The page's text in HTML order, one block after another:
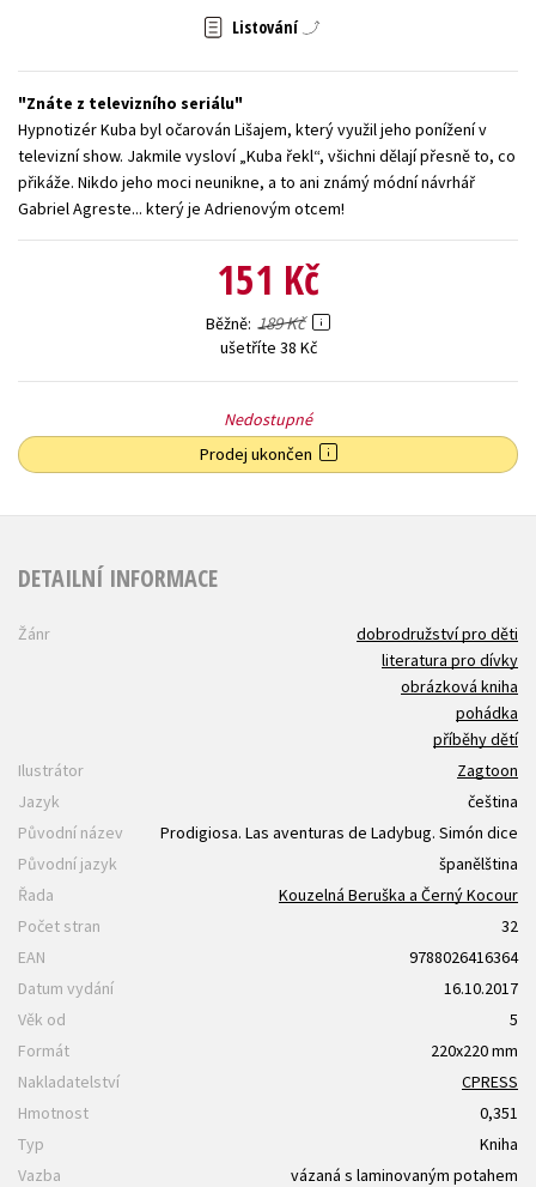
Zahraniční literatura
Listování
Znáte z televizního seriálu
Hypnotizér Kuba byl očarován Lišajem, který využil jeho ponížení v
televizní show. Jakmile vysloví „Kuba řekl“, všichni dělají přesně to, co
přikáže. Nikdo jeho moci neunikne, a to ani známý módní návrhář
Gabriel Agreste... který je Adrienovým otcem!
151 Kč
Běžně 189 Kč
ušetříte 38 Kč
Nedostupné
Prodej ukončen
DETAILNÍ INFORMACE
Žánr
dobrodružství pro děti
literatura pro dívky
obrázková kniha
pohádka
příběhy dětí
Ilustrátor
Zagtoon
Jazyk
čeština
Původní název
Prodigiosa. Las aventuras de Ladybug. Simón dice
Původní jazyk
španělština
Řada
Kouzelná Beruška a Černý Kocour
Počet stran
32
EAN
9788026416364
Datum vydání
16.10.2017
Věk od
5
Formát
220x220 mm
Nakladatelství
CPRESS
Hmotnost
0,351
Typ
Kniha
Vazba
vázaná s laminovaným potahem